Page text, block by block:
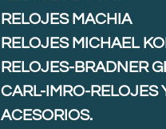
RELOJES MACHIA
RELOJES MICHAEL
RELOJES-BRADNER
CARL-IMRO-RELOJES
ACESORIOS.